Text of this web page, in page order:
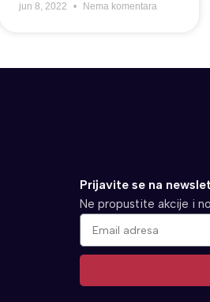
jun 8, 2022 Nema komentara
Prijavite se na
Ne propustite akcije i